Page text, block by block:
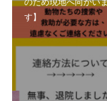
す】